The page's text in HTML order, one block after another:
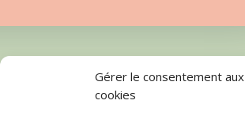
Gérer le consentement aux
cookies